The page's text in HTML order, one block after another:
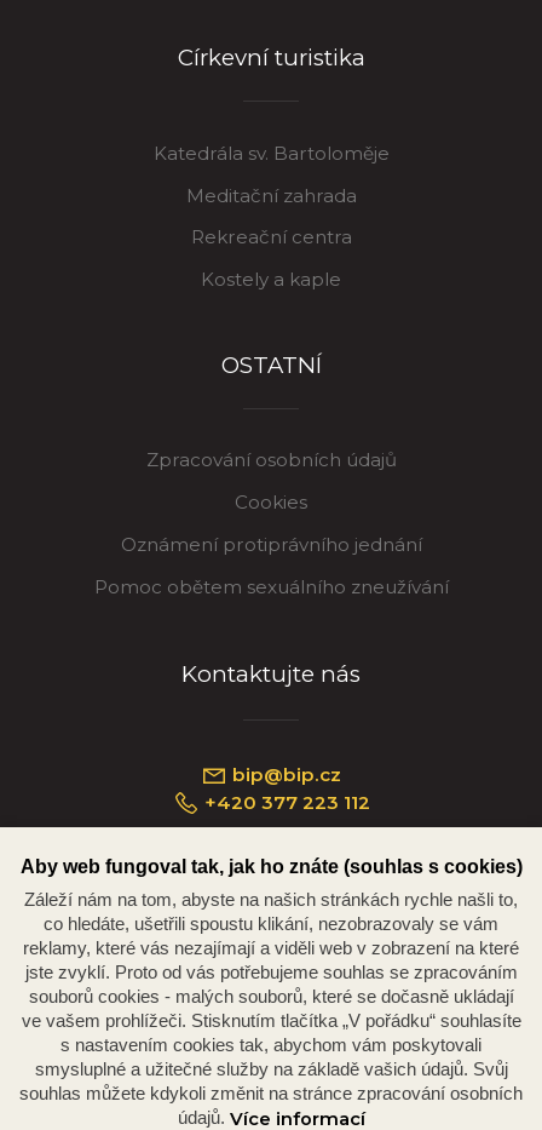
Církevní turistika
Katedrála sv. Bartoloměje
Meditační zahrada
Rekreační centra
Kostely a kaple
OSTATNÍ
Zpracování osobních údajů
Cookies
Oznámení protiprávního jednání
Pomoc obětem sexuálního zneužívání
Kontaktujte nás
bip@bip.cz
+420 377 223 112
Náměstí Republiky 234/35, 301 00 Plzeň
Aby web fungoval tak, jak ho znáte (souhlas s cookies)
Záleží nám na tom, abyste na našich stránkách rychle našli to,
co hledáte, ušetřili spoustu klikání, nezobrazovaly se vám
reklamy, které vás nezajímají a viděli web v zobrazení na které
jste zvyklí. Proto od vás potřebujeme souhlas se zpracováním
souborů cookies - malých souborů, které se dočasně ukládají
ve vašem prohlížeči. Stisknutím tlačítka „V pořádku“ souhlasíte
s nastavením cookies tak, abychom vám poskytovali
smysluplné a užitečné služby na základě vašich údajů. Svůj
souhlas můžete kdykoli změnit na stránce zpracování osobních
údajů. Více informací